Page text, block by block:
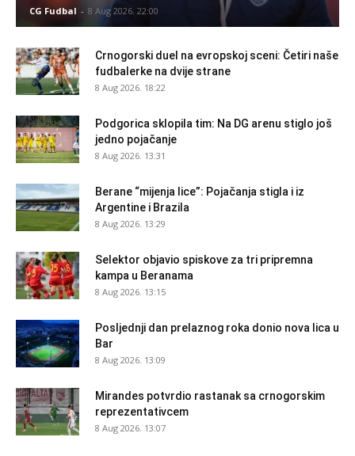
CG Fudbal - 8 Aug 2026. 22:00
Crnogorski duel na evropskoj sceni: Četiri naše
fudbalerke na dvije strane
8 Aug 2026. 18:22
Podgorica sklopila tim: Na DG arenu stiglo još
jedno pojačanje
8 Aug 2026. 13:31
Berane “mijenja lice”: Pojačanja stigla i iz
Argentine i Brazila
8 Aug 2026. 13:29
Selektor objavio spiskove za tri pripremna
kampa u Beranama
8 Aug 2026. 13:15
Posljednji dan prelaznog roka donio nova lica u
Bar
8 Aug 2026. 13:09
Mirandes potvrdio rastanak sa crnogorskim
reprezentativcem
8 Aug 2026. 13:07